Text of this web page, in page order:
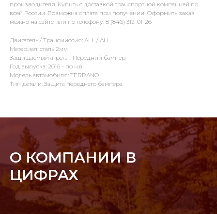
производителя. Купить с доставкой транспортной компанией по
всей России. Возможна оплата при получении. Оформить заказ
можно на сайте или по телефону: 8 (846) 312-01-26
Двигатель / Трансмиссия: ALL / ALL
Материал: сталь 2мм
Защищаемый агрегат: Передний бампер
Год выпуска: 2016 - по н.в.
Модель автомобиля: TERRANO
Тип детали: Защита переднего бампера
О КОМПАНИИ В
ЦИФРАХ